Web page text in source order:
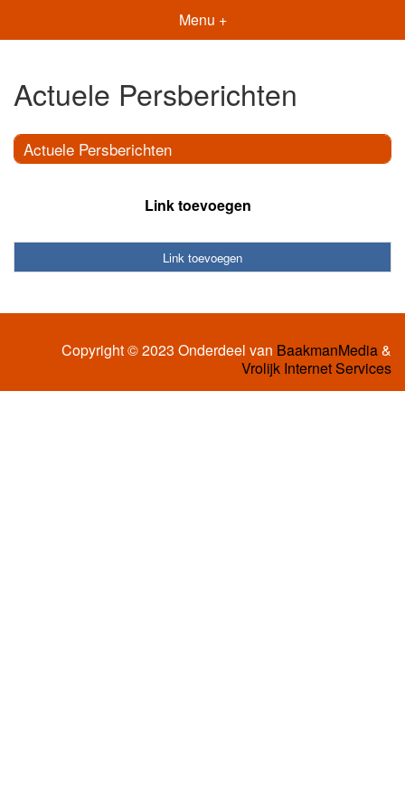
Menu +
Actuele Persberichten
Actuele Persberichten
Link toevoegen
Link toevoegen
Copyright © 2023 Onderdeel van BaakmanMedia&
Vrolijk Internet Services